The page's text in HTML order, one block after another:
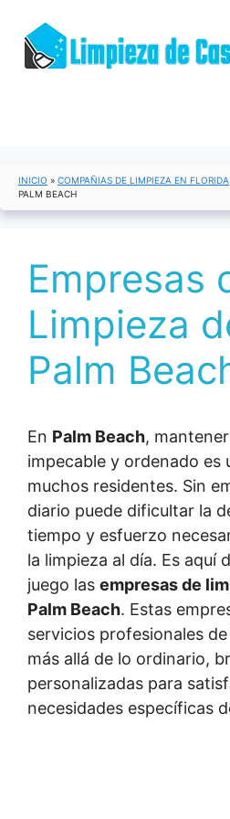
contenido
INICIO » COMPAÑIAS DE LIMPIEZA EN FLORIDA
PALM BEACH
Empresas
Limpieza
Palm
En Palm Beach,
impecable y ordenado es
muchos residentes. Sin
diario puede dificultar la
tiempo y esfuerzo
la limpieza al día. Es aquí
juego las empresas de
Palm Beach. Estas
servicios profesionales
más allá de lo ordinario,
personalizadas para
necesidades específicas